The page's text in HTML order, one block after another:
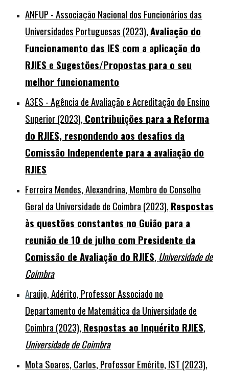
ANFUP - Associação Nacional dos Funcionários das
Universidades Portuguesas (2023),Avaliação do
Funcionamento das IES com a aplicação do
RJIES e Sugestões/Propostas para o seu
melhor funcionamento
A3ES - Agência de Avaliação e Acreditação do Ensino
Superior (2023), Contribuições para a Reforma
do RJIES, respondendo aos desafios da
Comissão Independente para a avaliação do
RJIES
Ferreira Mendes,Alexandrina, Membro do Conselho
Geral da Universidade de Coimbra (2023), Respostas
às questões constantes no Guião para a
reunião de 10 de julho com Presidente da
Comissão de Avaliação do RJIES, Universidade de
Coimbra
Araújo, Adérito, Professor Associado no
Departamento de Matemática da Universidade de
Coimbra (2023), Respostas ao Inquérito RJIES,
Universidade de Coimbra
Mota Soares, Carlos, Professor Emérito, IST (2023),